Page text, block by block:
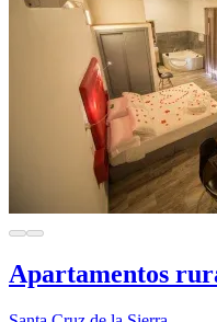
Apartamentos